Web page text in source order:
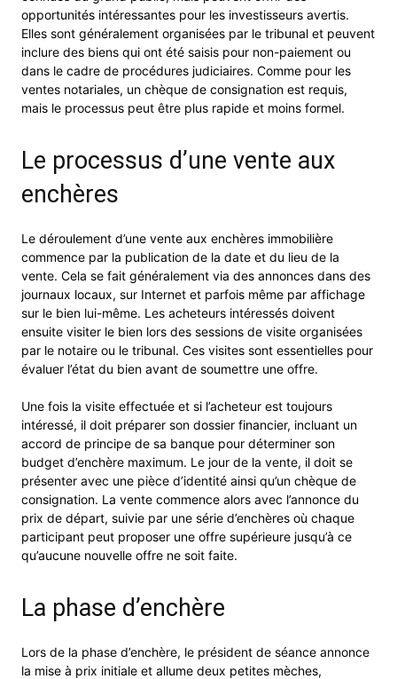
opportunités intéressantes pour les investisseurs avertis.
Elles sont généralement organisées par le tribunal et peuvent
inclure des biens qui ont été saisis pour non-paiement ou
dans le cadre de procédures judiciaires. Comme pour les
ventes notariales, un chèque de consignation est requis,
mais le processus peut être plus rapide et moins formel.
Le processus d’une vente aux
enchères
Le déroulement d’une vente aux enchères immobilière
commence par la publication de la date et du lieu de la
vente. Cela se fait généralement via des annonces dans des
journaux locaux, sur Internet et parfois même par affichage
sur le bien lui-même. Les acheteurs intéressés doivent
ensuite visiter le bien lors des sessions de visite organisées
par le notaire ou le tribunal. Ces visites sont essentielles pour
évaluer l’état du bien avant de soumettre une offre.
Une fois la visite effectuée et si l’acheteur est toujours
intéressé, il doit préparer son dossier financier, incluant un
accord de principe de sa banque pour déterminer son
budget d’enchère maximum. Le jour de la vente, il doit se
présenter avec une pièce d’identité ainsi qu’un chèque de
consignation. La vente commence alors avec l’annonce du
prix de départ, suivie par une série d’enchères où chaque
participant peut proposer une offre supérieure jusqu’à ce
qu’aucune nouvelle offre ne soit faite.
La phase d’enchère
Lors de la phase d’enchère, le président de séance annonce
la mise à prix initiale et allume deux petites mèches,